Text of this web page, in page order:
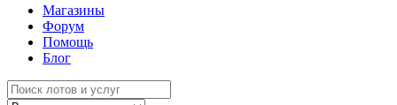
Магазины
Форум
Помощь
Блог